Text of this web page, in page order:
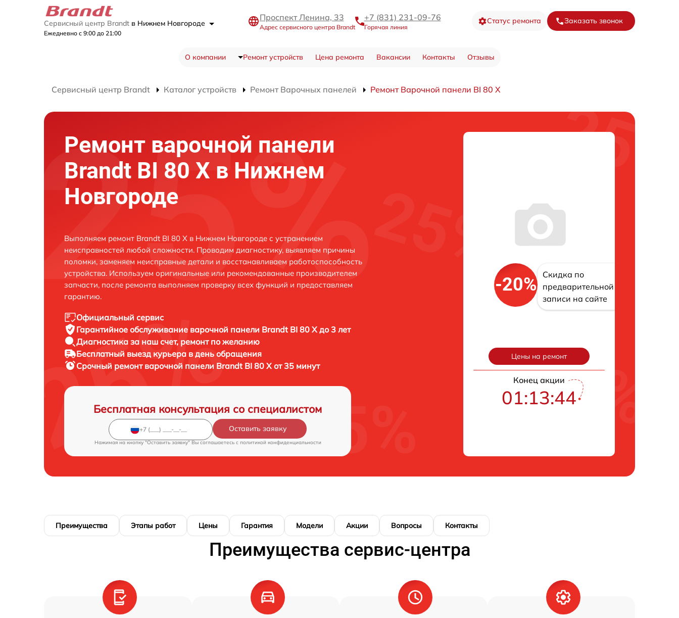
Сервисный центр Brandt в Нижнем Новгороде
Ежедневно с 9:00 до 21:00
Проспект Ленина, 33
Адрес сервисного центра Brandt
+7 (831) 231-09-76
Горячая линия
Статус ремонта Заказать звонок
О компании Ремонт устройств Цена ремонта Вакансии Контакты Отзывы
Сервисный центр Brandt Каталог устройств Ремонт Варочных панелей Ремонт Варочной панели BI 80 X
Ремонт варочной панели
Brandt BI 80 X в Нижнем
Новгороде
Выполняем ремонт Brandt BI 80 X в Нижнем Новгороде с устранением
неисправностей любой сложности. Проводим диагностику, выявляем причины
поломки, заменяем неисправные детали и восстанавливаем работоспособность
устройства. Используем оригинальные или рекомендованные производителем
запчасти, после ремонта выполняем проверку всех функций и предоставляем
гарантию.
Официальный сервис
Гарантийное обслуживание варочной панели Brandt BI 80 X до 3 лет
Диагностика за наш счет, ремонт по желанию
Бесплатный выезд курьера в день обращения
Срочный ремонт варочной панели Brandt BI 80 X от 35 минут
Бесплатная консультация со специалистом
Оставить заявку
Нажимая на кнопку "Оставить заявку" Вы соглашаетесь c политикой конфиденциальности
-20%
Скидка по
предварительной
записи на сайте
Цены на ремонт
Конец акции
01:13:43
Преимущества Этапы работ Цены Гарантия Модели Акции Вопросы Контакты
Преимущества сервис-центра